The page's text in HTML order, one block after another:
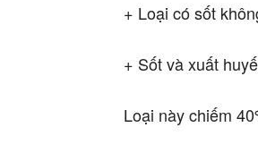
+ Loại có sốt
+ Sốt và xuất
Loại này chiếm